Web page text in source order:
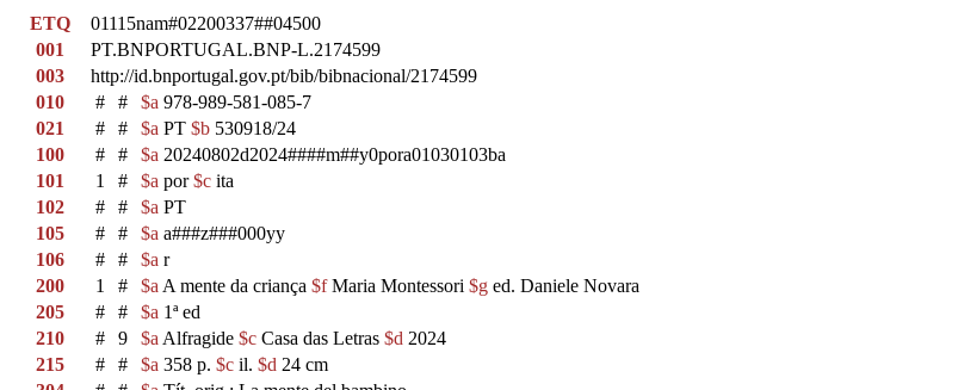
ETQ
01115nam#02200337##04500
001
PT.BNPORTUGAL.BNP-L.2174599
003
http://id.bnportugal.gov.pt/bib/bibnacional/2174599
010
# # $a 978-989-581-085-7
021
# # $a PT $b 530918/24
100
# # $a 20240802d2024####m##y0pora01030103ba
101
1 # $a por$c ita
102
# # $a PT
105
# # $a a###z###000yy
106
# # $a r
200
1 # $a A mente da criança $fMaria Montessori $g ed. Daniele Novara
205
# # $a 1ª ed
210
# 9 $a Alfragide $c Casa das Letras $d 2024
215
# # $a 358 p. $c il. $d 24 cm